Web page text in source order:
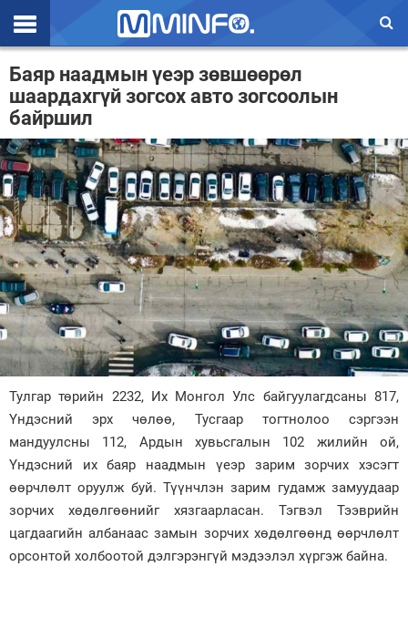
Эхлэл
Цаг агаар
Валют ханш
Улс төр
Эдийн засаг
Үзэл бодол
Спорт
Нийгэм
Дэлхий
Энтертайнмэнт
Зурхай
Баяр наадмын үеэр зөвшөөрөл
шаардахгүй зогсох авто зогсоолын
байршил
Тулгар төрийн 2232, Их Монгол Улс байгуулагдсаны 817,
Үндэсний эрх чөлөө, Тусгаар тогтнолоо сэргээн
мандуулсны 112, Ардын хувьсгалын 102 жилийн ой,
Үндэсний их баяр наадмын үеэр зарим зорчих хэсэгт
өөрчлөлт оруулж буй. Түүнчлэн зарим гудамж замуудаар
зорчих хөдөлгөөнийг хязгаарласан. Тэгвэл Тээврийн
цагдаагийн албанаас замын зорчих хөдөлгөөнд өөрчлөлт
орсонтой холбоотой дэлгэрэнгүй мэдээлэл хүргэж байна.